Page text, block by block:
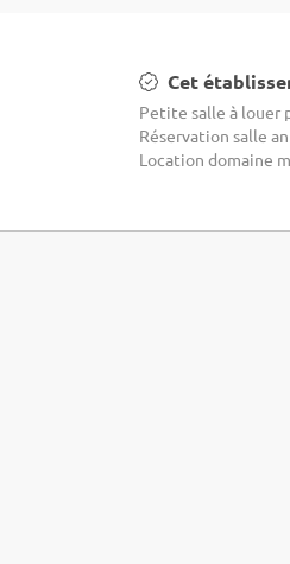
Cet
Petite salle à louer
Réservation salle
Location domaine